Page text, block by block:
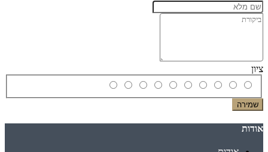
ציון
שמירה
אודות